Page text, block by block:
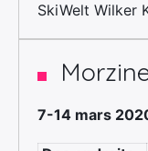
SkiWelt Wilker
7-14 mars